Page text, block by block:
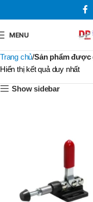
MENU
Trang chủ Sản phẩm được
Hiển thị kết quả duy nhất
Show sidebar